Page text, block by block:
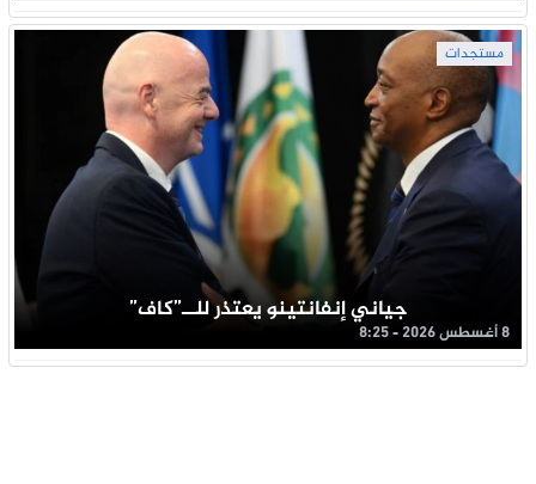
مستجدات
جياني إنفانتينو يعتذر للــ”كاف”
8 أغسطس 2026 - 8:25